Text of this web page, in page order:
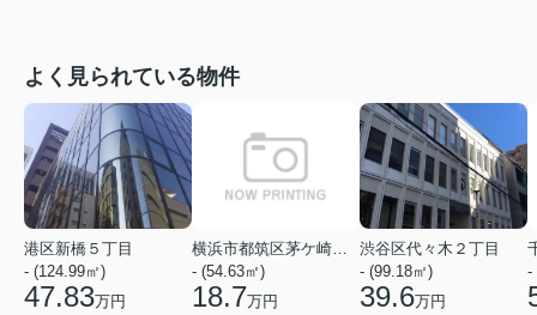
よく見られている物件
港区新橋５丁目
- (124.99㎡)
47.83万円
横浜市都筑区茅ケ崎中央
- (54.63㎡)
18.7万円
渋谷区代々木２丁目
- (99.18㎡)
39.6万円
-